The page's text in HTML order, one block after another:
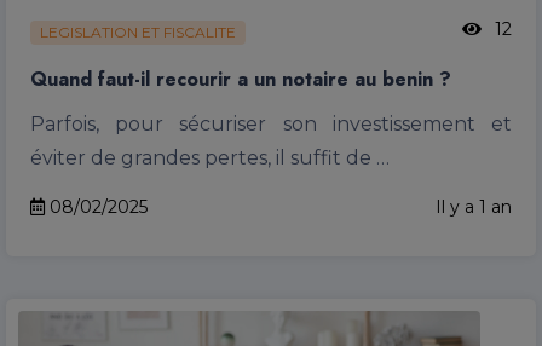
LEGISLATION ET FISCALITE 12
Quand faut-il recourir a un notaire au benin ?
Parfois, pour sécuriser son investissement et
éviter de grandes pertes, il suffit de …
08/02/2025 Il y a 1 an